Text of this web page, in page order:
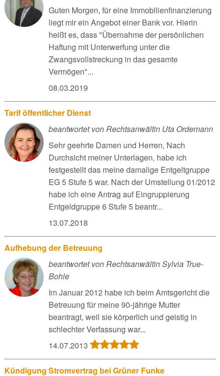
Guten Morgen, für eine Immobilienfinanzierung
liegt mir ein Angebot einer Bank vor. Hierin
heißt es, dass "Übernahme der persönlichen
Haftung mit Unterwerfung unter die
Zwangsvollstreckung in das gesamte
Vermögen"...
08.03.2019
Tarif öffentlicher Dienst
beantwortet von Rechtsanwältin Uta Ordemann
Sehr geehrte Damen und Herren, Nach
Durchsicht meiner Unterlagen, habe ich
festgestellt das meine damalige Entgeltgruppe
EG 5 Stufe 5 war. Nach der Umstellung 01/2012
habe ich eine Antrag auf Eingruppierung
Entgeldgruppe 6 Stufe 5 beantr...
13.07.2018
Aufhebung der Betreuung
beantwortet von Rechtsanwältin Sylvia True-
Bohle
Im Januar 2012 habe ich beim Amtsgericht die
Betreuung für meine 90-jährige Mutter
beantragt, weil sie körperlich und geistig in
schlechter Verfassung war...
14.07.2013
Kündigung Stromvertrag bei Grüner Funke